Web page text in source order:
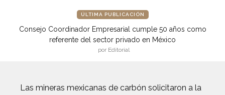
ÚLTIMA PUBLICACIÓN
Consejo Coordinador Empresarial cumple 50 años como
referente del sector privado en México
por Editorial
Las mineras mexicanas de carbón solicitaron a la